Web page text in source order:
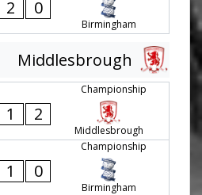
2 0
Birmingham
Middlesbrough
Championship
1 2
Middlesbrough
Championship
1 0
Birmingham